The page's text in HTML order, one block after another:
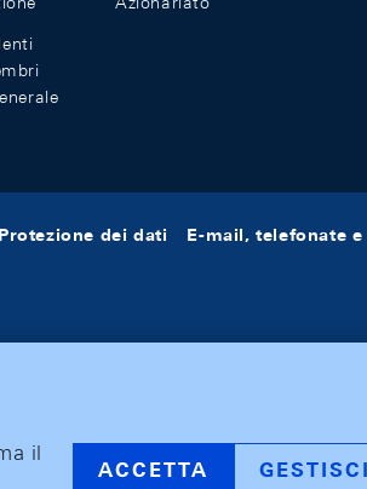
Protezione dei dati E-mail, telefonate
il
ACCETTA